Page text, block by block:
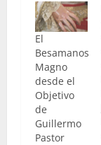
El
Besamanos
Magno
desde el
Objetivo
de
Guillermo
Pastor